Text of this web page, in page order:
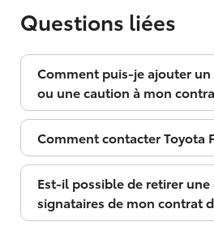
Questions liées
Comment puis-je ajouter
ou une caution à mon
Comment contacter Toyota
Est-il possible de retirer une
signataires de mon contrat